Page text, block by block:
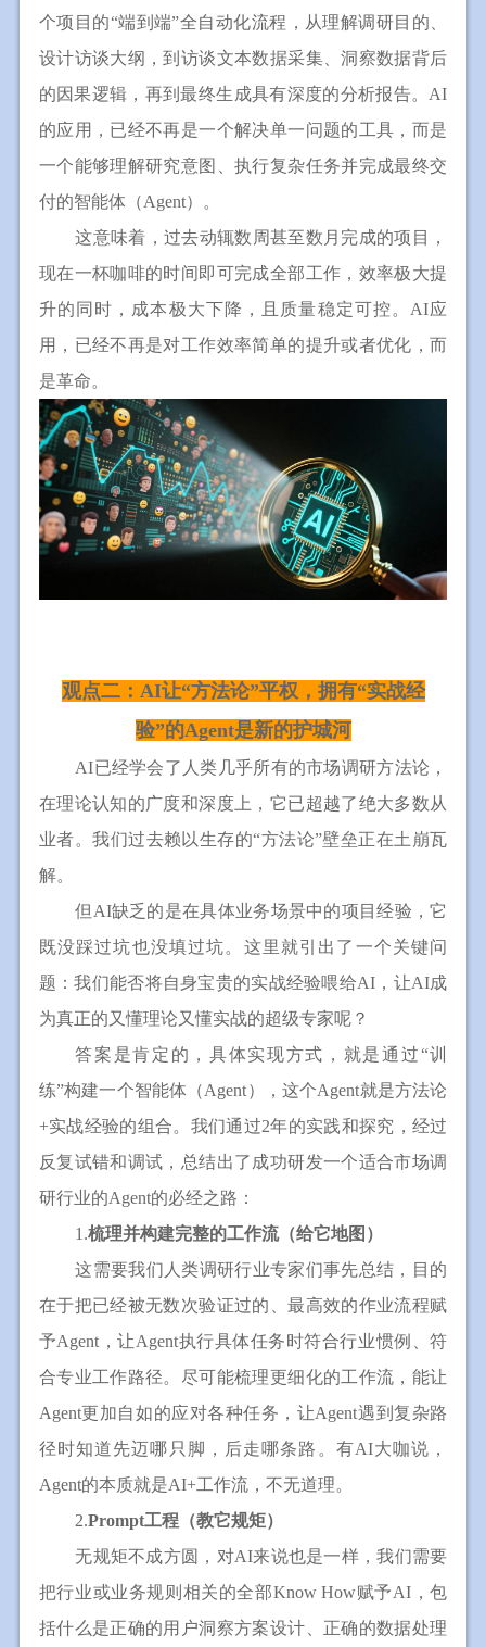
个项目的“端到端”全自动化流程，从理解调研目的、
设计访谈大纲，到访谈文本数据采集、洞察数据背后
的因果逻辑，再到最终生成具有深度的分析报告。AI
的应用，已经不再是一个解决单一问题的工具，而是
一个能够理解研究意图、执行复杂任务并完成最终交
付的智能体（Agent）。
这意味着，过去动辄数周甚至数月完成的项目，
现在一杯咖啡的时间即可完成全部工作，效率极大提
升的同时，成本极大下降，且质量稳定可控。AI应
用，已经不再是对工作效率简单的提升或者优化，而
是革命。
观点二：AI让“方法论”平权，拥有“实战经
验”的Agent是新的护城河
AI已经学会了人类几乎所有的市场调研方法论，
在理论认知的广度和深度上，它已超越了绝大多数从
业者。我们过去赖以生存的“方法论”壁垒正在土崩瓦
解。
但AI缺乏的是在具体业务场景中的项目经验，它
既没踩过坑也没填过坑。这里就引出了一个关键问
题：我们能否将自身宝贵的实战经验喂给AI，让AI成
为真正的又懂理论又懂实战的超级专家呢？
答案是肯定的，具体实现方式，就是通过“训
练”构建一个智能体（Agent），这个Agent就是方法论
+实战经验的组合。我们通过2年的实践和探究，经过
反复试错和调试，总结出了成功研发一个适合市场调
研行业的Agent的必经之路：
1.梳理并构建完整的工作流（给它地图）
这需要我们人类调研行业专家们事先总结，目的
在于把已经被无数次验证过的、最高效的作业流程赋
予Agent，让Agent执行具体任务时符合行业惯例、符
合专业工作路径。尽可能梳理更细化的工作流，能让
Agent更加自如的应对各种任务，让Agent遇到复杂路
径时知道先迈哪只脚，后走哪条路。有AI大咖说，
Agent的本质就是AI+工作流，不无道理。
2.Prompt工程（教它规矩）
无规矩不成方圆，对AI来说也是一样，我们需要
把行业或业务规则相关的全部Know How赋予AI，包
括什么是正确的用户洞察方案设计、正确的数据处理